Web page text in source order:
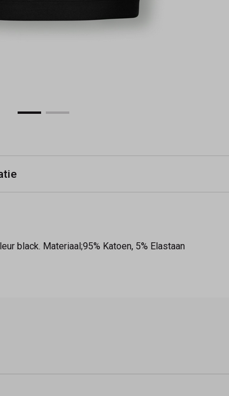
black. Materiaal;95% Katoen, 5% Elastaan